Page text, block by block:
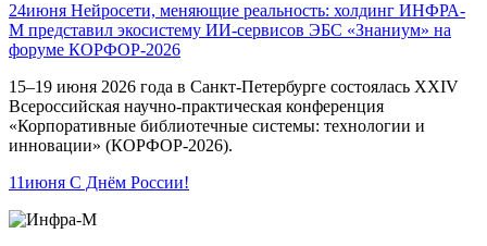
24июня Нейросети, меняющие реальность: холдинг ИНФРА-
М представил экосистему ИИ-сервисов ЭБС «Знаниум» на
форуме КОРФОР-2026
15–19 июня 2026 года в Санкт-Петербурге состоялась XXIV
Всероссийская научно-практическая конференция
«Корпоративные библиотечные системы: технологии и
инновации» (КОРФОР-2026).
11июня С Днём России!